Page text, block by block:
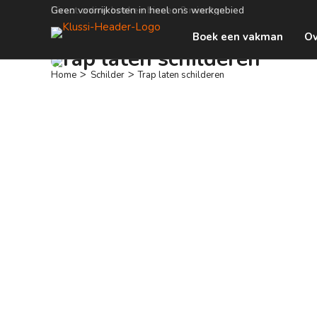
Geen voorrijkosten in heel ons werkgebied
Boek een vakman
Home > Schilder > Trap laten schilderen
Trap laten schilderen